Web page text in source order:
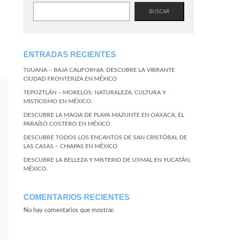
BUSCAR
ENTRADAS RECIENTES
TIJUANA – BAJA CALIFORNIA: DESCUBRE LA VIBRANTE
CIUDAD FRONTERIZA EN MÉXICO
TEPOZTLÁN – MORELOS: NATURALEZA, CULTURA Y
MISTICISMO EN MÉXICO.
DESCUBRE LA MAGIA DE PLAYA MAZUNTE EN OAXACA, EL
PARAÍSO COSTERO EN MÉXICO
DESCUBRE TODOS LOS ENCANTOS DE SAN CRISTÓBAL DE
LAS CASAS – CHIAPAS EN MÉXICO
DESCUBRE LA BELLEZA Y MISTERIO DE UXMAL EN YUCATÁN,
MÉXICO.
COMENTARIOS RECIENTES
No hay comentarios que mostrar.